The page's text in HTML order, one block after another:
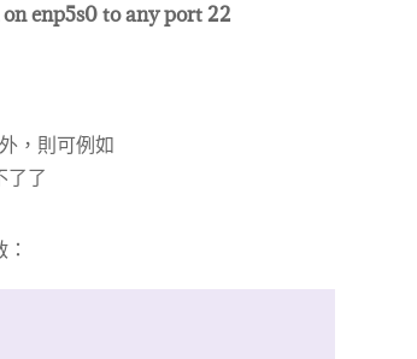
enp5s0 to any port 22
，則可例如
了了